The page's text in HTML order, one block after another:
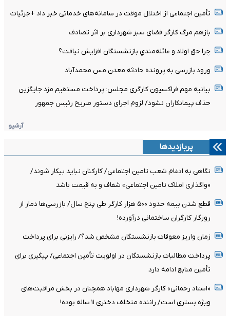
تأمین اجتماعی از اختلال موقت در سامانه‌های خدماتی خبر داد +جزئیات
بازهم مرگ کارگر فضای سبز شهرداری بر اثر تصادف
چرا حق اولاد و عائله‌مندیِ بازنشستگان افزایش نیافت؟
ورود بازرسی به پرونده حادثه معدن مس محمدآباد
بیانیه مهم فراکسیون کارگری مجلس: پرداخت مستقیم مزد جایگزین
حذف پیمانکاران نشود/ لزوم اجرای دستور صریح رئیس جمهور
آرشیو
پربازدیدها
نگاهی به ادغام شعب تامین اجتماعی/ کارکنان نباید بیکار شوند/
«واگذاری املاک تامین اجتماعی» شفاف و به قیمت باشد
قطع شدن بیمه حدود ۵۰۰ هزار کارگر طی پنج سال/ بازرسی‌ها دمار از
روزگار کارگران ساختمانی درآورده!
زمان واریز معوقات بازنشستگان مشخص شد؟/ رایزنی برای پرداخت
پرداخت مطالبات بازنشستگان در اولویت تأمین اجتماعی/ پیگیری برای
تأمین منابع ادامه دارد
«استاد رحمانی» کارگر شهرداری مهاباد همچنان در بخش مراقبت‌های
ویژه بستری است/ راننده متخلف دختری ۱۱ ساله بوده!